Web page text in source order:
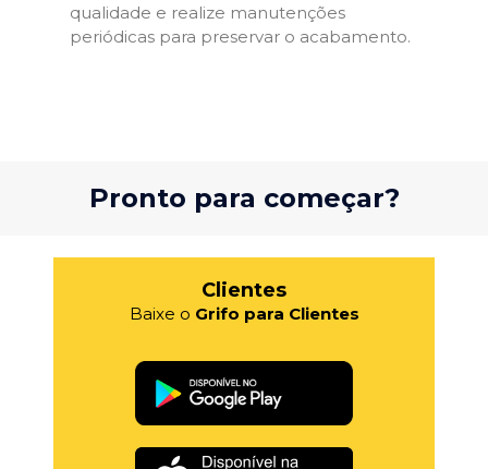
qualidade e realize manutenções
periódicas para preservar o acabamento.
Pronto para começar?
Clientes
Baixe o Grifo para Clientes